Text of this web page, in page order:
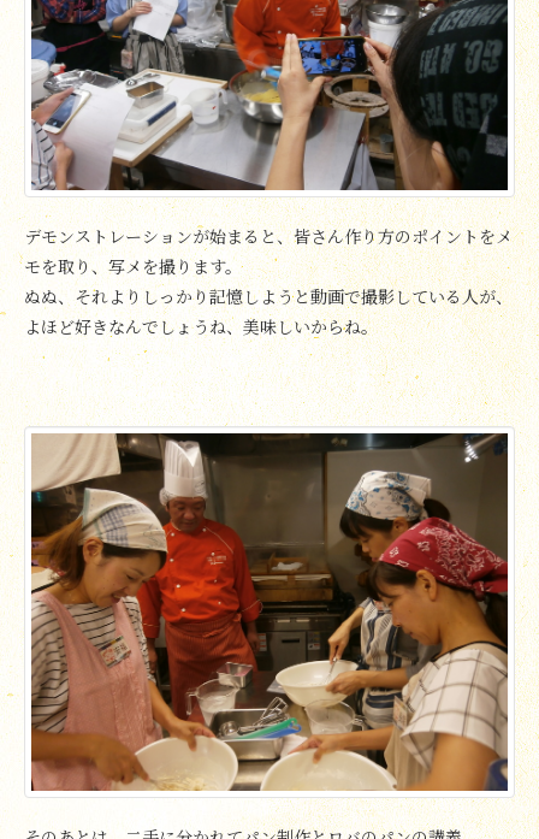
デモンストレーションが始まると、皆さん作り方のポイントをメ
モを取り、写メを撮ります。
ぬぬ、それよりしっかり記憶しようと動画で撮影している人が、
よほど好きなんでしょうね、美味しいからね。